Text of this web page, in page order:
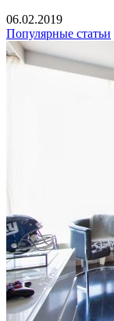
06.02.2019
Популярные статьи